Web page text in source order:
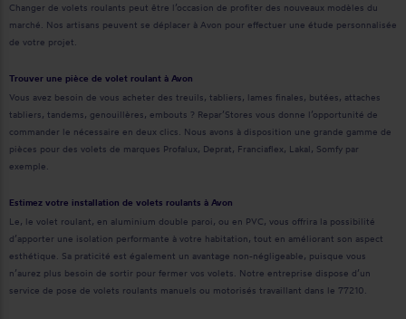
Changer de volets roulants peut être l’occasion de profiter des nouveaux modèles du
marché. Nos artisans peuvent se déplacer à Avon pour effectuer une étude personnalisée
de votre projet.
Trouver une pièce de volet roulant à Avon
Vous avez besoin de vous acheter des treuils, tabliers, lames finales, butées, attaches
tabliers, tandems, genouillères, embouts ? Repar’Stores vous donne l’opportunité de
commander le nécessaire en deux clics. Nous avons à disposition une grande gamme de
pièces pour des volets de marques Profalux, Deprat, Franciaflex, Lakal, Somfy par
exemple.
Estimez votre installation de volets roulants à Avon
Le, le volet roulant, en aluminium double paroi, ou en PVC, vous offrira la possibilité
d’apporter une isolation performante à votre habitation, tout en améliorant son aspect
esthétique. Sa praticité est également un avantage non-négligeable, puisque vous
n’aurez plus besoin de sortir pour fermer vos volets. Notre entreprise dispose d’un
service de pose de volets roulants manuels ou motorisés travaillant dans le 77210.